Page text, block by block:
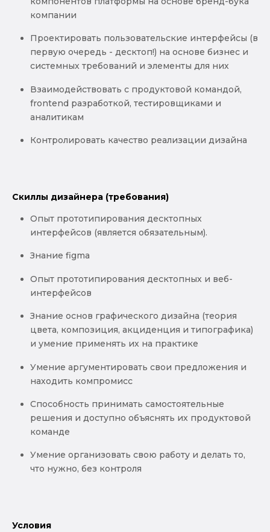
компании
Проектировать пользовательские интерфейсы (в
первую очередь - десктоп!) на основе бизнес и
системных требований и элементы для них
Взаимодействовать с продуктовой командой,
frontend разработкой, тестировщиками и
аналитикам
Контролировать качество реализации дизайна
Скиллы дизайнера (требования)
Опыт прототипирования десктопных
интерфейсов (является обязательным).
Знание figma
Опыт прототипирования десктопных и веб-
интерфейсов
Знание основ графического дизайна (теория
цвета, композиция, акциденция и типографика)
и умение применять их на практике
Умение аргументировать свои предложения и
находить компромисс
Способность принимать самостоятельные
решения и доступно объяснять их продуктовой
команде
Умение организовать свою работу и делать то,
что нужно, без контроля
Условия